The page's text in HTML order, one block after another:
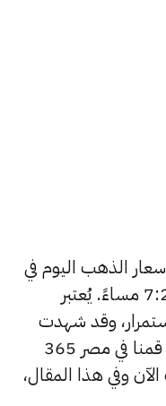
الذهب اليوم في
مصر ليوم الأحد 3 مايو الساعة 7:20 مساءً. يُعتبر
وقد شهدت
أسعار الذهب تغيرات كثيرة، لذلك قمنا في مصر 365
وفي هذا المقال،